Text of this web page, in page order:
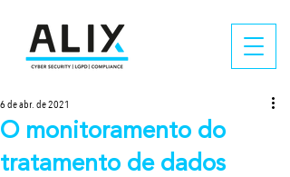
O monitoramento do
tratamento de dados
6 de abr. de 2021